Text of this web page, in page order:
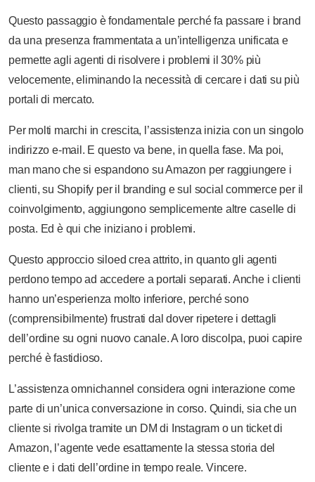
Questo passaggio è fondamentale perché fa passare i brand
da una presenza frammentata a un’intelligenza unificata e
permette agli agenti di risolvere i problemi il 30% più
velocemente, eliminando la necessità di cercare i dati su più
portali di mercato.
Per molti marchi in crescita, l’assistenza inizia con un singolo
indirizzo e-mail. E questo va bene, in quella fase. Ma poi,
man mano che si espandono su Amazon per raggiungere i
clienti, su Shopify per il branding e sul social commerce per il
coinvolgimento, aggiungono semplicemente altre caselle di
posta. Ed è qui che iniziano i problemi.
Questo approccio siloed crea attrito, in quanto gli agenti
perdono tempo ad accedere a portali separati. Anche i clienti
hanno un’esperienza molto inferiore, perché sono
(comprensibilmente) frustrati dal dover ripetere i dettagli
dell’ordine su ogni nuovo canale. A loro discolpa, puoi capire
perché è fastidioso.
L’assistenza omnichannel considera ogni interazione come
parte di un’unica conversazione in corso. Quindi, sia che un
cliente si rivolga tramite un DM di Instagram o un ticket di
Amazon, l’agente vede esattamente la stessa storia del
cliente e i dati dell’ordine in tempo reale. Vincere.